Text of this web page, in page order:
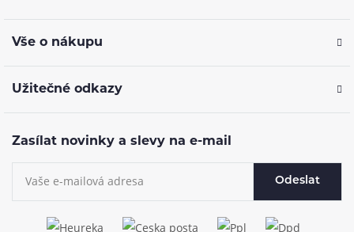
Vše o nákupu
Užitečné odkazy
Zasílat novinky a slevy na e-mail
Odeslat